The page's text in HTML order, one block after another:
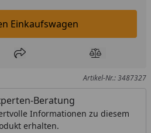
In den Einkaufswagen legen
Einkaufswagen
hinzufügen
Teilen Produkt
Artikel-Nr.: 3487327
Beratung
Informationen zu diesem
erhalten.